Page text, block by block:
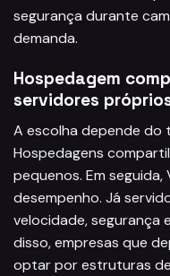
segurança durante
demanda.
Hospedagem
servidores
A escolha depende do
Hospedagens
pequenos. Em
desempenho. Já
velocidade, segurança
disso, empresas que
optar por estruturas